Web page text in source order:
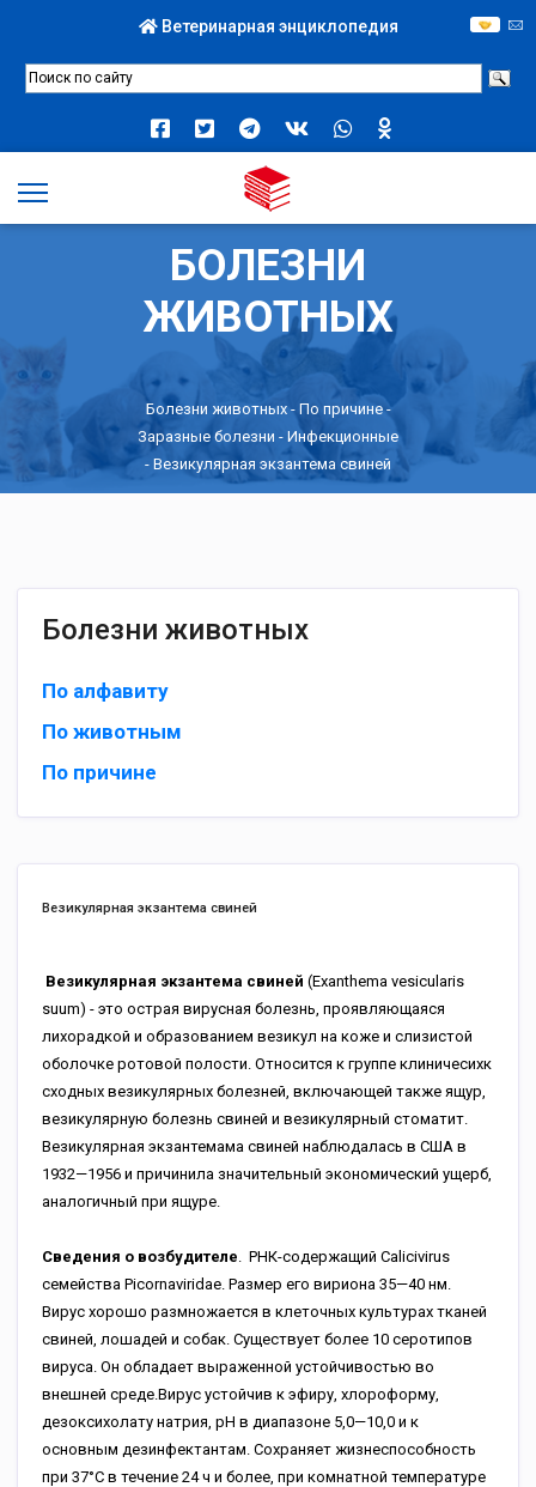
Ветеринарная энциклопедия
БОЛЕЗНИ
ЖИВОТНЫХ
Болезни животных - По причине-
Заразные болезни - Инфекционные
- Везикулярная экзантема свиней
Болезни животных
По алфавиту
По животным
По причине
Везикулярная экзантема свиней
Везикулярная экзантема свиней (Exanthema vesicularis
suum) - это острая вирусная болезнь, проявляющаяся
лихорадкой и образованием везикул на коже и слизистой
оболочке ротовой полости. Относится к группе клиничесихк
сходных везикулярных болезней, включающей также ящур,
везикулярную болезнь свиней и везикулярный стоматит.
Везикулярная экзантемама свиней наблюдалась в США в
1932—1956 и причинила значительный экономический ущерб,
аналогичный при ящуре.
Сведения о возбудителе. РНК-содержащий Calicivirus
семейства Picornaviridae. Размер его вириона 35—40 нм.
Вирус хорошо размножается в клеточных культурах тканей
свиней, лошадей и собак. Существует более 10 серотипов
вируса. Он обладает выраженной устойчивостью во
внешней среде.Вирус устойчив к эфиру, хлороформу,
дезоксихолату натрия, рН в диапазоне 5,0—10,0 и к
основным дезинфектантам. Сохраняет жизнеспособность
при 37°С в течение 24 ч и более, при комнатной температуре